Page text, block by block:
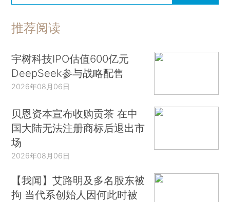
推荐阅读
宇树科技IPO估值600亿元
DeepSeek参与战略配售
2026年08月06日
贝恩资本宣布收购贡茶 在中
国大陆无法注册商标后退出市
场
2026年08月06日
【我闻】艾路明及多名股东被
拘 当代系创始人因何此时被